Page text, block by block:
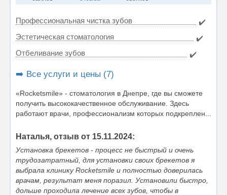
Профессиональная чистка зубов
✔️
Эстетическая стоматология
✔️
Отбеливание зубов
✔️
➡️ Все услуги и цены (7)
«Rocketsmile» - стоматология в Днепре, где вы сможете
получить высококачественное обслуживание. Здесь
работают врачи, профессионализм которых подкреплен...
Наталья, отзыв от 15.11.2024:
Установка брекетов - процесс не быстрый и очень
трудозатратный, для установки своих брекетов я
выбрала клинику Rocketsmile и полностью доверилась
врачам, результат меня поразил. Установили быстро,
дольше проходила лечение всех зубов, чтобы в